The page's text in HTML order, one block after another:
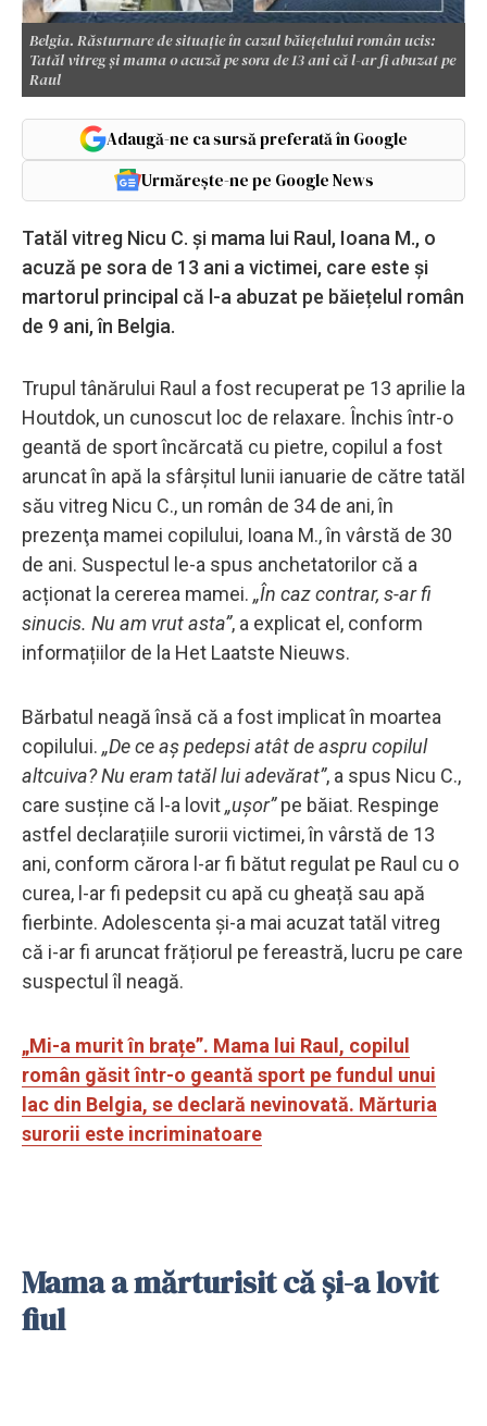
Belgia. Răsturnare de situație în cazul băiețelului român ucis:
Tatăl vitreg și mama o acuză pe sora de 13 ani că l-ar fi abuzat pe
Raul
Adaugă-ne ca sursă preferată în Google
Urmărește-ne pe Google News
Tatăl vitreg Nicu C. și mama lui Raul, Ioana M., o
acuză pe sora de 13 ani a victimei, care este și
martorul principal că l-a abuzat pe băiețelul român
de 9 ani, în Belgia.
Trupul tânărului Raul a fost recuperat pe 13 aprilie la
Houtdok, un cunoscut loc de relaxare. Închis într-o
geantă de sport încărcată cu pietre, copilul a fost
aruncat în apă la sfârşitul lunii ianuarie de către tatăl
său vitreg Nicu C., un român de 34 de ani, în
prezenţa mamei copilului, Ioana M., în vârstă de 30
de ani. Suspectul le-a spus anchetatorilor că a
acționat la cererea mamei. „În caz contrar, s-ar fi
sinucis. Nu am vrut asta”, a explicat el, conform
informațiilor de la Het Laatste Nieuws.
Bărbatul neagă însă că a fost implicat în moartea
copilului. „De ce aș pedepsi atât de aspru copilul
altcuiva? Nu eram tatăl lui adevărat”, a spus Nicu C.,
care susține că l-a lovit„ușor”pe băiat. Respinge
astfel declarațiile surorii victimei, în vârstă de 13
ani, conform cărora l-ar fi bătut regulat pe Raul cu o
curea, l-ar fi pedepsit cu apă cu gheață sau apă
fierbinte. Adolescenta și-a mai acuzat tatăl vitreg
că i-ar fi aruncat frățiorul pe fereastră, lucru pe care
suspectul îl neagă.
„Mi-a murit în brațe”. Mama lui Raul, copilul
român găsit într-o geantă sport pe fundul unui
lac din Belgia, se declară nevinovată. Mărturia
surorii este incriminatoare
Mama a mărturisit că și-a lovit
fiul